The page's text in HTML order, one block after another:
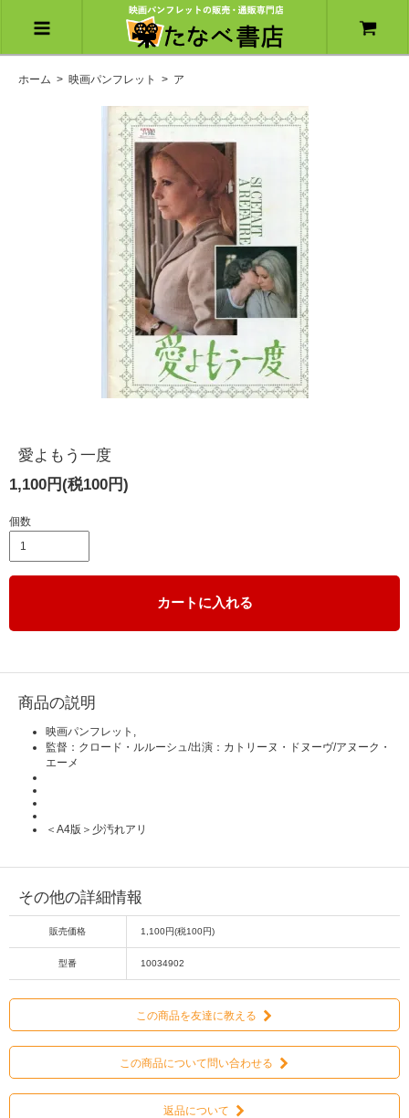
ホーム > 映画パンフレット > ア
愛よもう一度
1,100円(税100円)
個数
カートに入れる
商品の説明
映画パンフレット,
監督：クロード・ルルーシュ/出演：カトリーヌ・ドヌーヴ/アヌーク・
エーメ
＜A4版＞少汚れアリ
その他の詳細情報
販売価格 1,100円(税100円)
型番 10034902
この商品を友達に教える
この商品について問い合わせる
返品について